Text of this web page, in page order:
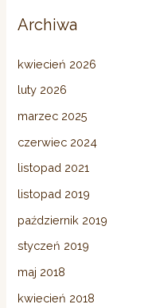
Archiwa
kwiecień 2026
luty 2026
marzec 2025
czerwiec 2024
listopad 2021
listopad 2019
październik 2019
styczeń 2019
maj 2018
kwiecień 2018